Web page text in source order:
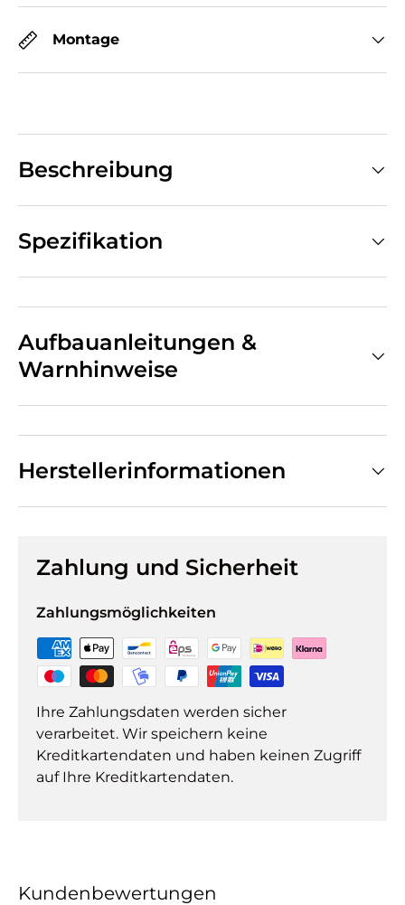
Montage
Beschreibung
Spezifikation
Aufbauanleitungen &
Warnhinweise
Herstellerinformationen
Zahlung und Sicherheit
Zahlungsmöglichkeiten
Ihre Zahlungsdaten werden sicher
verarbeitet. Wir speichern keine
Kreditkartendaten und haben keinen Zugriff
auf Ihre Kreditkartendaten.
Kundenbewertungen